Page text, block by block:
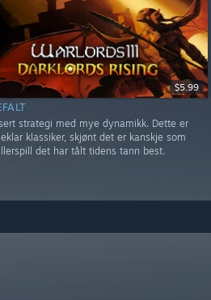
$5.99
strategi med mye dynamikk. Dette er
klassiker, skjønt det er kanskje som
det har tålt tidens tann best.